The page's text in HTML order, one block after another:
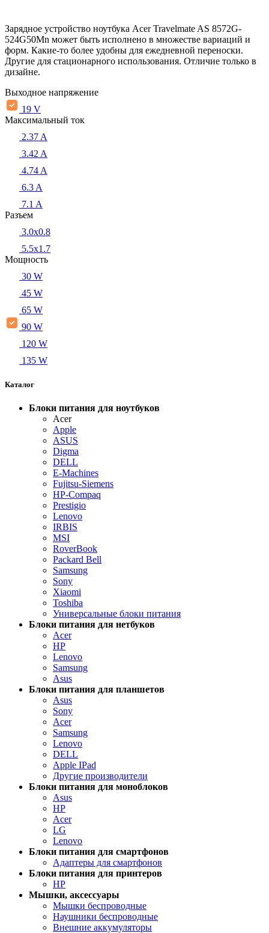
Зарядное устройство ноутбука Acer Travelmate AS 8572G-
524G50Mn может быть исполнено в множестве вариаций и
форм. Какие-то более удобны для ежедневной переноски.
Другие для стационарного использования. Отличие только в
дизайне.
Выходное напряжение
19 V
Максимальный ток
2.37 A
3.42 A
4.74 A
6.3 A
7.1 A
Разъем
3.0x0.8
5.5х1.7
Мощность
30 W
45 W
65 W
90 W
120 W
135 W
Каталог
Блоки питания для ноутбуков
Acer
Apple
ASUS
Digma
DELL
E-Machines
Fujitsu-Siemens
HP-Compaq
Prestigio
Lenovo
IRBIS
MSI
RoverBook
Packard Bell
Samsung
Sony
Xiaomi
Toshiba
Универсальные блоки питания
Блоки питания для нетбуков
Acer
HP
Lenovo
Samsung
Asus
Блоки питания для планшетов
Asus
Sony
Acer
Samsung
Lenovo
DELL
Apple IPad
Другие производители
Блоки питания для моноблоков
Asus
HP
Acer
LG
Lenovo
Блоки питания для смартфонов
Адаптеры для смартфонов
Блоки питания для принтеров
HP
Мышки, аксессуары
Мышки беспроводные
Наушники беспроводные
Внешние аккумуляторы